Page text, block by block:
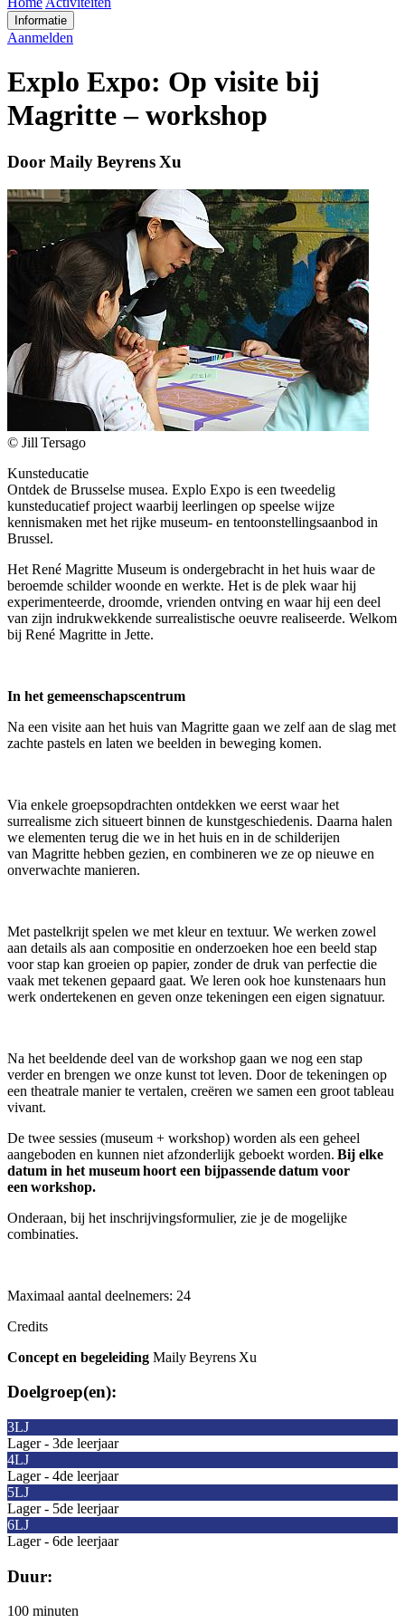
Informatie
Aanmelden
Explo Expo: Op visite bij
Magritte – workshop
Door Maily Beyrens Xu
© Jill Tersago
Kunsteducatie
Ontdek de Brusselse musea. Explo Expo is een tweedelig
kunsteducatief project waarbij leerlingen op speelse wijze
kennismaken met het rijke museum- en tentoonstellingsaanbod in
Brussel.
Het René Magritte Museum is ondergebracht in het huis waar de
beroemde schilder woonde en werkte. Het is de plek waar hij
experimenteerde, droomde, vrienden ontving en waar hij een deel
van zijn indrukwekkende surrealistische oeuvre realiseerde. Welkom
bij René Magritte in Jette.
In het gemeenschapscentrum
Na een visite aan het huis van Magritte gaan we zelf aan de slag met
zachte pastels en laten we beelden in beweging komen.
Via enkele groepsopdrachten ontdekken we eerst waar het
surrealisme zich situeert binnen de kunstgeschiedenis. Daarna halen
we elementen terug die we in het huis en in de schilderijen
van Magritte hebben gezien, en combineren we ze op nieuwe en
onverwachte manieren.
Met pastelkrijt spelen we met kleur en textuur. We werken zowel
aan details als aan compositie en onderzoeken hoe een beeld stap
voor stap kan groeien op papier, zonder de druk van perfectie die
vaak met tekenen gepaard gaat. We leren ook hoe kunstenaars hun
werk ondertekenen en geven onze tekeningen een eigen signatuur.
Na het beeldende deel van de workshop gaan we nog een stap
verder en brengen we onze kunst tot leven. Door de tekeningen op
een theatrale manier te vertalen, creëren we samen een groot tableau
vivant.
De twee sessies (museum + workshop) worden als een geheel
aangeboden en kunnen niet afzonderlijk geboekt worden. Bij elke
datum in het museum hoort een bijpassende datum voor
een workshop.
Onderaan, bij het inschrijvingsformulier, zie je de mogelijke
combinaties.
Maximaal aantal deelnemers: 24
Credits
Concept en begeleiding MailyBeyrens Xu
Doelgroep(en):
3LJ
Lager - 3de leerjaar
4LJ
Lager - 4de leerjaar
5LJ
Lager - 5de leerjaar
6LJ
Lager - 6de leerjaar
Duur:
100 minuten